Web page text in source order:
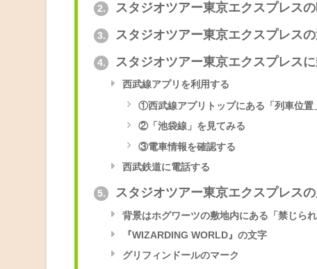
2. スタジオツアー東京エクスプレス
3. スタジオツアー東京エクスプレス
4. スタジオツアー東京エクスプレス
西武線アプリを利用する
①西武線アプリトップにある「列車位置
②「池袋線」を見てみる
③電車情報を確認する
西武鉄道に電話する
5. スタジオツアー東京エクスプレス
背景はホグワーツの敷地内にある「禁じられ
『WIZARDING WORLD』の文字
グリフィンドールのマーク